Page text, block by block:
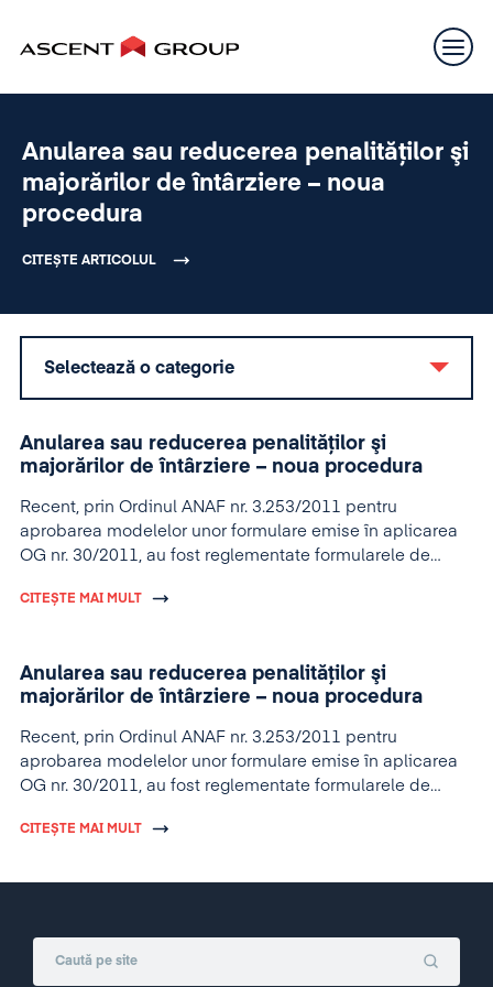
Anularea sau reducerea penalităţilor şi
majorărilor de întârziere – noua
procedura
CITEȘTE ARTICOLUL
Selectează o categorie
Anularea sau reducerea penalităţilor şi
majorărilor de întârziere – noua procedura
Recent, prin Ordinul ANAF nr. 3.253/2011 pentru
aprobarea modelelor unor formulare emise în aplicarea
OG nr. 30/2011, au fost reglementate formularele de
plătesc datoriile până la finalul anului.
CITEȘTE MAI MULT
Anularea sau reducerea penalităţilor şi
majorărilor de întârziere – noua procedura
Recent, prin Ordinul ANAF nr. 3.253/2011 pentru
aprobarea modelelor unor formulare emise în aplicarea
OG nr. 30/2011, au fost reglementate formularele de
plătesc datoriile până la finalul anului.
CITEȘTE MAI MULT